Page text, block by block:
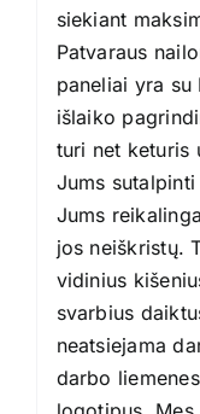
siekiant
Patvaraus
paneliai yra su
išlaiko
turi net keturis
Jums
Jums
jos neiškristų.
vidinius
svarbius
neatsiejama
darbo